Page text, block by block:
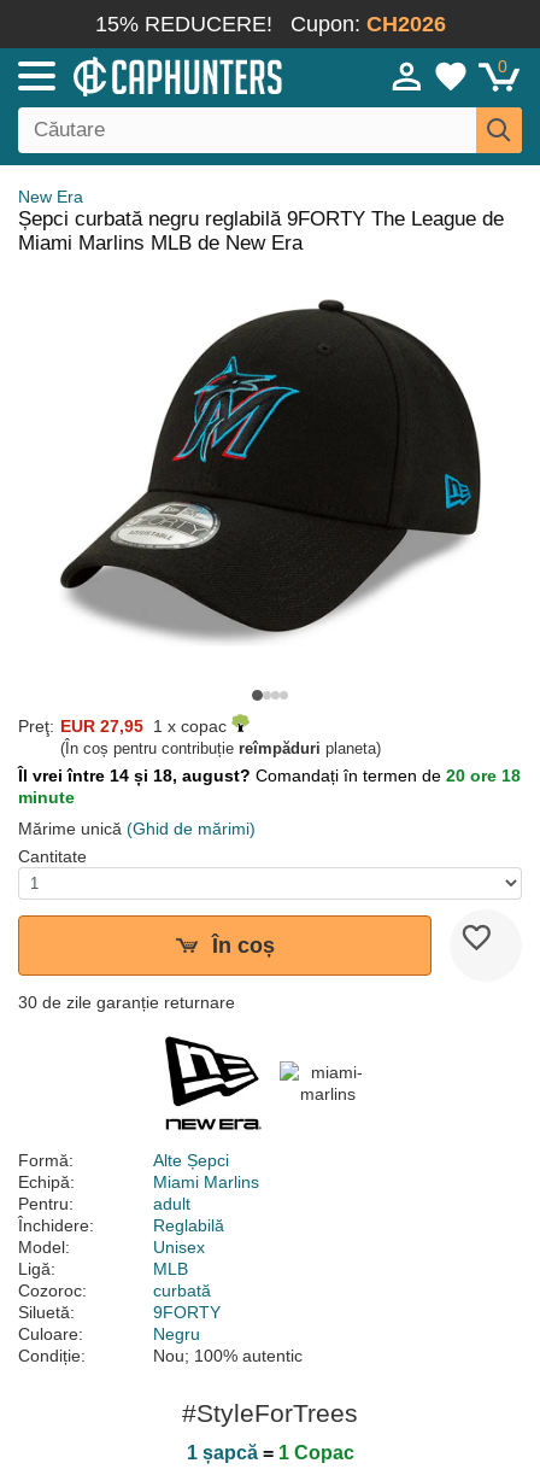
15% REDUCERE! Cupon: CH2026
0
New Era
Șepci curbată negru reglabilă 9FORTY The League de
Miami Marlins MLB de New Era
Preţ: EUR 27,95 1 x copac
(În coș pentru contribuție reîmpăduri planeta)
Îl vrei între 14 și 18, august? Comandați în termen de 20 ore 18
minute
Mărime unică (Ghid de mărimi)
Cantitate
În coș
30 de zile garanție returnare
Formă:
Alte Șepci
Echipă:
Miami Marlins
Pentru:
adult
Închidere:
Reglabilă
Model:
Unisex
Ligă:
MLB
Cozoroc:
curbată
Siluetă:
9FORTY
Culoare:
Negru
Condiție:
Nou; 100% autentic
#StyleForTrees
1 șapcă= 1 Copac